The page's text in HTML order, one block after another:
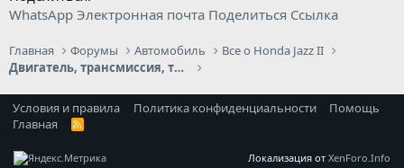
WhatsApp Электронная почта Поделиться Ссылка
Главная Форумы Автомобиль
Все о Honda Jazz II
Двигатель, трансмиссия, топливная система
Условия и правила Политика конфиденциальности
Помощь
Главная
R
Локализация от XenForo.Info